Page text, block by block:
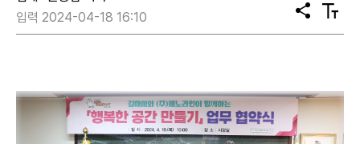
입력 2024-04-18 16:10
공
유
텍
스